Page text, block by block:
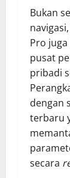
Bukan
Pro
pusat
pribadi
dengan
terbaru
secara